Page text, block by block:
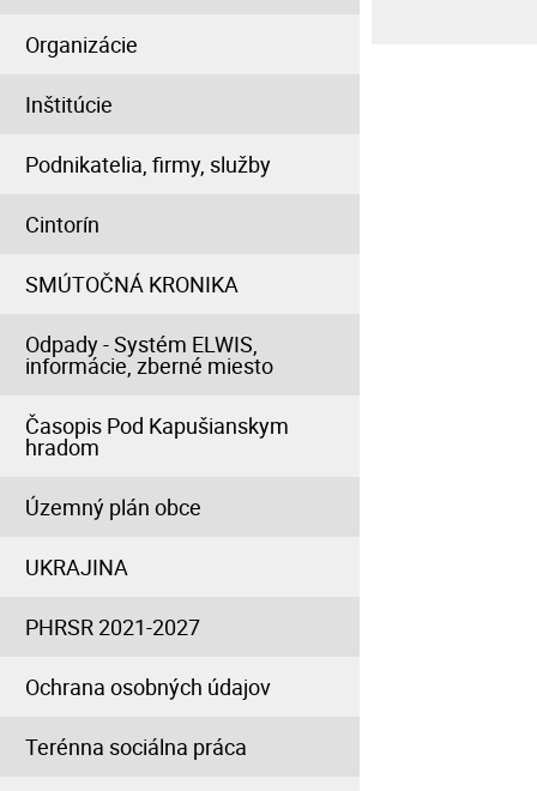
Organizácie
Inštitúcie
Podnikatelia, firmy, služby
Cintorín
SMÚTOČNÁ KRONIKA
Odpady - Systém ELWIS,
informácie, zberné miesto
Časopis Pod Kapušianskym
hradom
Územný plán obce
UKRAJINA
PHRSR 2021-2027
Ochrana osobných údajov
Terénna sociálna práca